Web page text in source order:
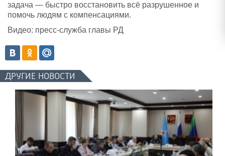
задача — быстро восстановить всё разрушенное и
помочь людям с компенсациями.
Видео: пресс-служба главы РД
ДРУГИЕ НОВОСТИ